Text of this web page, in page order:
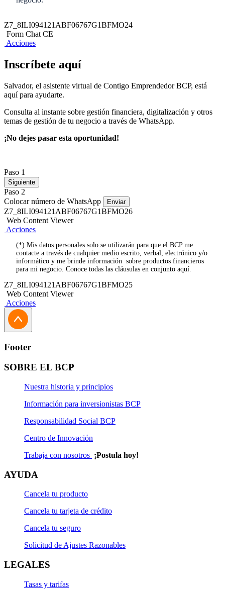
Z7_8ILI094121ABF06767G1BFMO24
Form Chat CE
Acciones
Inscríbete aquí
Salvador, el asistente virtual de Contigo Emprendedor BCP, está
aquí para ayudarte.
Consulta al instante sobre gestión financiera, digitalización y otros
temas de gestión de tu negocio a través de WhatsApp.
¡No dejes pasar esta oportunidad!
Paso 1
Siguiente
Paso 2
Colocar número de WhatsApp
Enviar
Z7_8ILI094121ABF06767G1BFMO26
Web Content Viewer
Acciones
(*) Mis datos personales solo se utilizarán para que el BCP me
contacte a través de cualquier medio escrito, verbal, electrónico y/o
informático y me brinde información sobre productos financieros
para mi negocio. Conoce todas las cláusulas en conjunto aquí.
Z7_8ILI094121ABF06767G1BFMO25
Web Content Viewer
Acciones
Footer
SOBRE EL BCP
Nuestra historia y principios
Información para inversionistas BCP
Responsabilidad Social BCP
Centro de Innovación
Trabaja con nosotros ¡Postula hoy!
AYUDA
Cancela tu producto
Cancela tu tarjeta de crédito
Cancela tu seguro
Solicitud de Ajustes Razonables
LEGALES
Tasas y tarifas